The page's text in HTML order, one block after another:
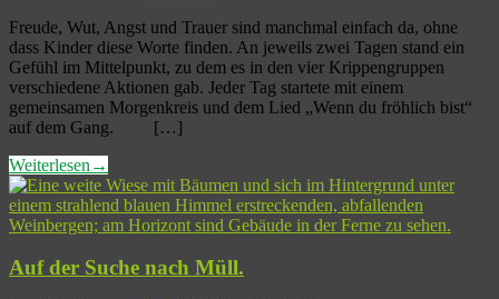
Freude, Wut, Angst und Trauer sind manchmal einfach da, ohne
dass Kinder diese Worte finden. An jeweils zwei Tagen stand ein
Gefühl im Mittelpunkt, zu dem es in den vier Krippengruppen
verschiedene Aktionen gab. Jeder Tag startete mit einem
gemeinsamen Morgenkreis und dem Lied „Wenn du fröhlich bist“
auf dem Gang. […]
Weiterlesen →
Auf der Suche nach Müll.